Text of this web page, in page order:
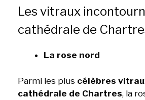
Les vitraux
cathédrale de
La rose nord
Parmi les plus célèbres
cathédrale de Chartres, la